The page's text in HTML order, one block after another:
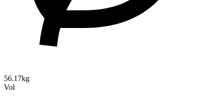
56.17kg
Vol